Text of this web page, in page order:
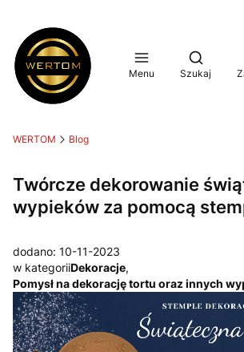
Menu
Otwórz
Szukaj
WERTOM Blog
Twórcze dekorowanie
wypieków za pomocą
dodano: 10-11-2023
w kategoriiDekoracje,
Pomysł na dekorację tortu oraz innych